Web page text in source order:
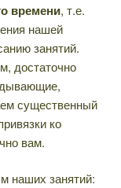
времени, т.е.
нашей
занятий.
достаточно
существенный
ко
вам.
наших занятий: